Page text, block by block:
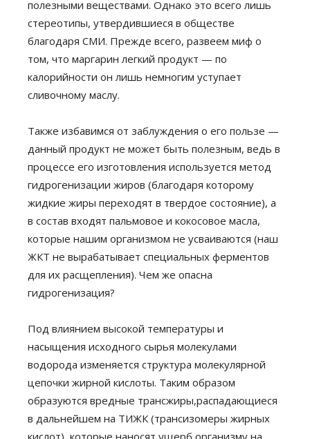
полезными веществами. Однако это всего лишь
стереотипы, утвердившиеся в обществе
благодаря СМИ. Прежде всего, развеем миф о
том, что маргарин легкий продукт — по
калорийности он лишь немногим уступает
сливочному маслу.
Также избавимся от заблуждения о его пользе —
данный продукт не может быть полезным, ведь в
процессе его изготовления используется метод
гидрогенизации жиров (благодаря которому
жидкие жиры переходят в твердое состояние), а
в состав входят пальмовое и кокосовое масла,
которые нашим организмом не усваиваются (наш
ЖКТ не вырабатывает специальных ферментов
для их расщепления). Чем же опасна
гидрогенизация?
Под влиянием высокой температуры и
насыщения исходного сырья молекулами
водорода изменяется структура молекулярной
цепочки жирной кислоты. Таким образом
образуются вредные трансжиры,распадающиеся
в дальнейшем на ТИЖК (трансизомеры жирных